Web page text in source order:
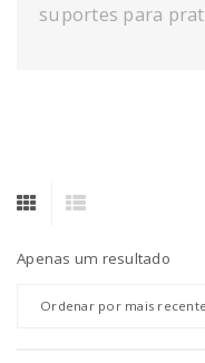
suportes para
Apenas um resultado
Ordenar por mais